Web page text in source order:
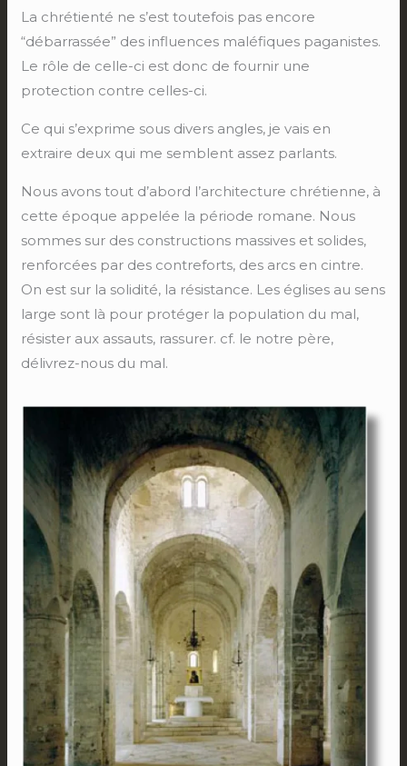
La chrétienté ne s’est toutefois pas encore
“débarrassée” des influences maléfiques paganistes.
Le rôle de celle-ci est donc de fournir une
protection contre celles-ci.
Ce qui s’exprime sous divers angles, je vais en
extraire deux qui me semblent assez parlants.
Nous avons tout d’abord l’architecture chrétienne, à
cette époque appelée la période romane. Nous
sommes sur des constructions massives et solides,
renforcées par des contreforts, des arcs en cintre.
On est sur la solidité, la résistance. Les églises au sens
large sont là pour protéger la population du mal,
résister aux assauts, rassurer. cf. le notre père,
délivrez-nous du mal.